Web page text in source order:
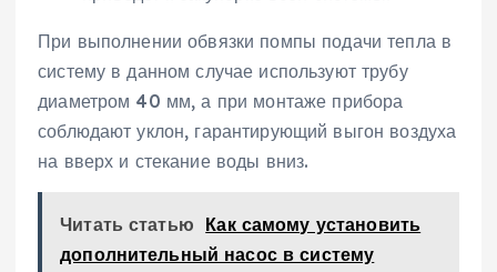
При выполнении обвязки помпы подачи тепла в
систему в данном случае используют трубу
диаметром 40 мм, а при монтаже прибора
соблюдают уклон, гарантирующий выгон воздуха
на вверх и стекание воды вниз.
Читать статью Как самому установить
дополнительный насос в систему